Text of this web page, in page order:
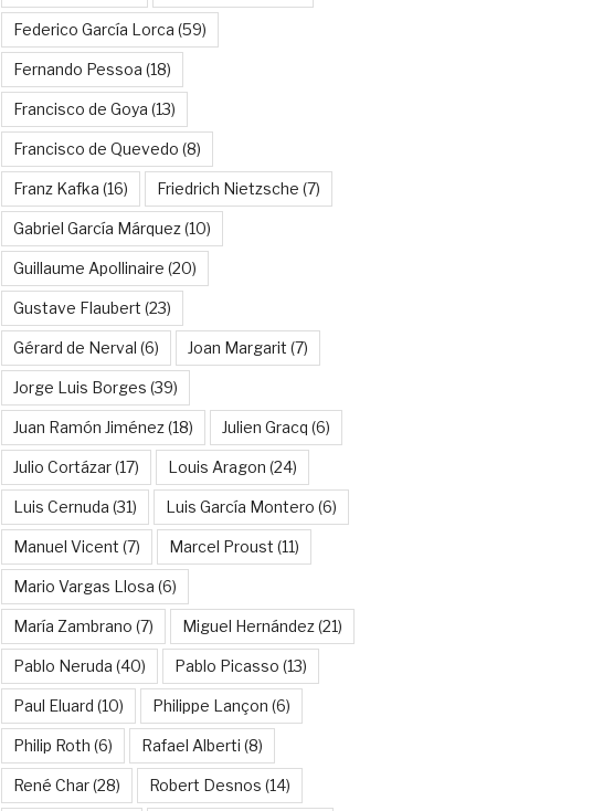
Federico García Lorca (59)
Fernando Pessoa (18)
Francisco de Goya (13)
Francisco de Quevedo (8)
Franz Kafka (16) Friedrich Nietzsche (7)
Gabriel García Márquez(10)
Guillaume Apollinaire (20)
Gustave Flaubert (23)
Gérard de Nerval (6) Joan Margarit (7)
Jorge Luis Borges (39)
Juan Ramón Jiménez(18) Julien Gracq (6)
Julio Cortázar(17) Louis Aragon (24)
Luis Cernuda (31) Luis García Montero (6)
Manuel Vicent (7) Marcel Proust (11)
Mario Vargas Llosa (6)
María Zambrano (7) Miguel Hernández(21)
Pablo Neruda (40) Pablo Picasso (13)
Paul Eluard (10) Philippe Lançon (6)
Philip Roth (6) Rafael Alberti (8)
René Char(28) Robert Desnos (14)